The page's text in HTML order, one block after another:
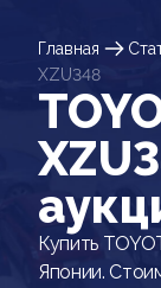
Главная
XZU348
Купить
Японии.